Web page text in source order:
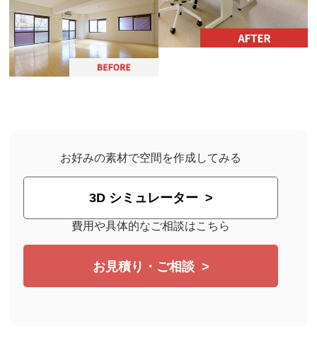
お好みの素材で空間を作成してみる
3D シミュレーター
費用や具体的なご相談はこちら
お見積り・ご相談